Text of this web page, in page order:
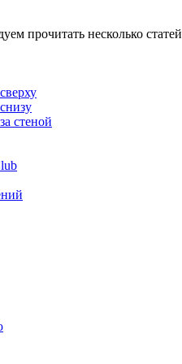
прочитать несколько статей
стеной